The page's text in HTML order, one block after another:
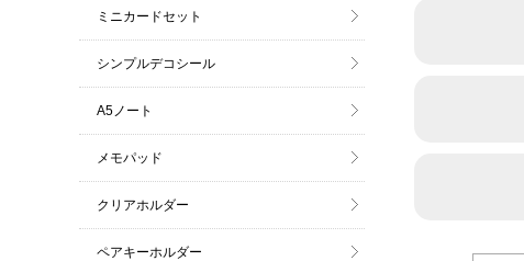
ミニカードセット
シンプルデコシール
A5ノート
メモパッド
クリアホルダー
ペアキーホルダー